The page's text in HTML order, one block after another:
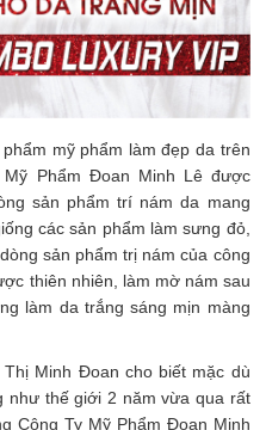
mỹ phẩm làm đẹp da trên
Phẩm Đoan Minh Lê được
sản phẩm trí nám da mang
các sản phẩm làm sưng đỏ,
sản phẩm trị nám của công
thiên nhiên, làm mờ nám sau
làm da trắng sáng mịn màng
Minh Đoan cho biết mặc dù
như thế giới 2 năm vừa qua rất
Công Ty Mỹ Phẩm Đoan Minh